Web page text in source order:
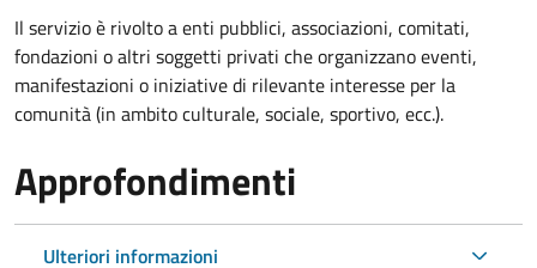
Il servizio è rivolto a enti pubblici, associazioni, comitati,
fondazioni o altri soggetti privati che organizzano eventi,
manifestazioni o iniziative di rilevante interesse per la
comunità (in ambito culturale, sociale, sportivo, ecc.).
Approfondimenti
Ulteriori informazioni